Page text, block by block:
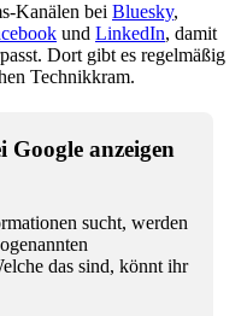
Kanälen bei Bluesky,
und LinkedIn, damit
Dort gibt es regelmäßig
Technikkram.
Google anzeigen
sucht, werden
das sind, könnt ihr